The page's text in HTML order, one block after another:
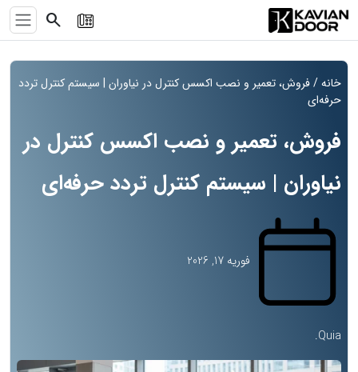
search
خانه/ فروش، تعمیر و نصب اکسس کنترل در نیاوران | سیستم کنترل تردد
حرفه‌ای
فروش، تعمیر و نصب اکسس کنترل در
نیاوران | سیستم کنترل تردد حرفه‌ای
فوریه 17, 2026
Quia.